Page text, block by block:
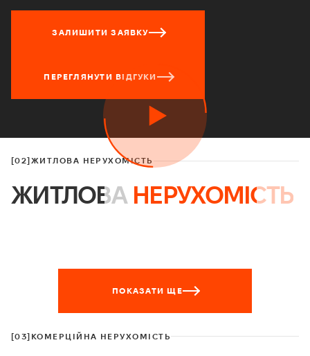
ЗАЛИШИТИ ЗАЯВКУ
ПЕРЕГЛЯНУТИ ВІДГУКИ
[02]ЖИТЛОВА НЕРУХОМІСТЬ
ЖИТЛОВА НЕРУХОМІСТЬ
ПОКАЗАТИ ЩЕ
[03] КОМЕРЦІЙНА НЕРУХОМІСТЬ